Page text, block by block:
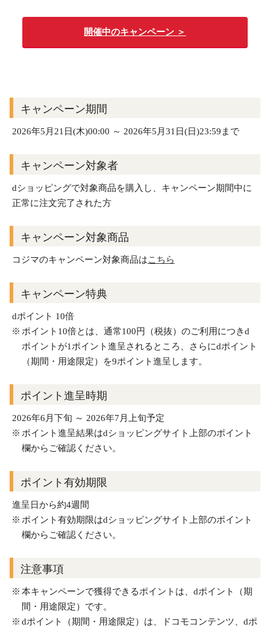
開催中のキャンペーン ＞
キャンペーン期間
2026年5月21日(木)00:00 ～ 2026年5月31日(日)23:59まで
キャンペーン対象者
dショッピングで対象商品を購入し、キャンペーン期間中に
正常に注文完了された方
キャンペーン対象商品
コジマのキャンペーン対象商品はこちら
キャンペーン特典
dポイント 10倍
ポイント10倍とは、通常100円（税抜）のご利用につきd
ポイントが1ポイント進呈されるところ、さらにdポイント
（期間・用途限定）を9ポイント進呈します。
ポイント進呈時期
2026年6月下旬 ～ 2026年7月上旬予定
ポイント進呈結果はdショッピングサイト上部のポイント
欄からご確認ください。
ポイント有効期限
進呈日から約4週間
ポイント有効期限はdショッピングサイト上部のポイント
欄からご確認ください。
注意事項
本キャンペーンで獲得できるポイントは、dポイント（期
間・用途限定）です。
dポイント（期間・用途限定）は、ドコモコンテンツ、dポ